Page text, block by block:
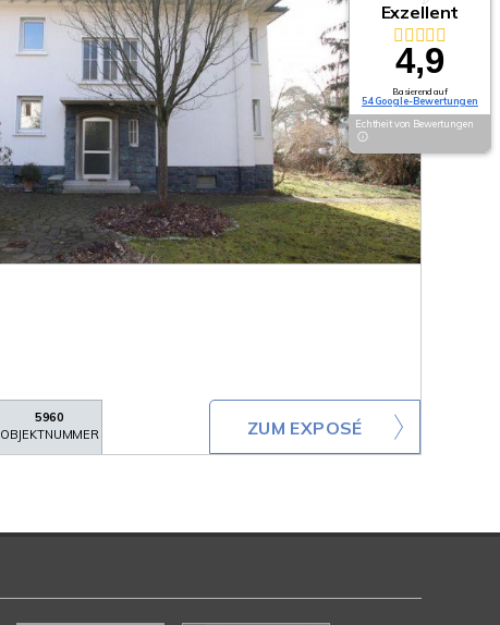
5960
OBJEKTNUMMER
ZUM EXPOSÉ
Exzellent
4,9
Basierend auf
54 Google-Bewertungen
Echtheit von Bewertungen